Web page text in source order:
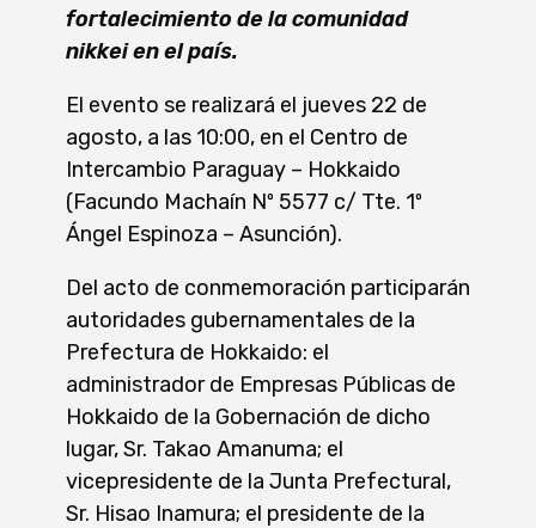
fortalecimiento de la comunidad
nikkei en el país.
El evento se realizará el jueves 22 de
agosto, a las 10:00, en el Centro de
Intercambio Paraguay – Hokkaido
(Facundo Machaín Nº 5577 c/ Tte. 1º
Ángel Espinoza – Asunción).
Del acto de conmemoración participarán
autoridades gubernamentales de la
Prefectura de Hokkaido: el
administrador de Empresas Públicas de
Hokkaido de la Gobernación de dicho
lugar, Sr. Takao Amanuma; el
vicepresidente de la Junta Prefectural,
Sr. Hisao Inamura; el presidente de la